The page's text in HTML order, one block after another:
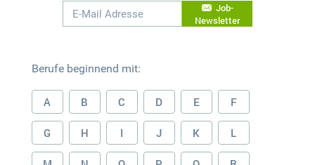
Job-
Newsletter
Berufe beginnend mit:
A B C D E F
G H I J K L